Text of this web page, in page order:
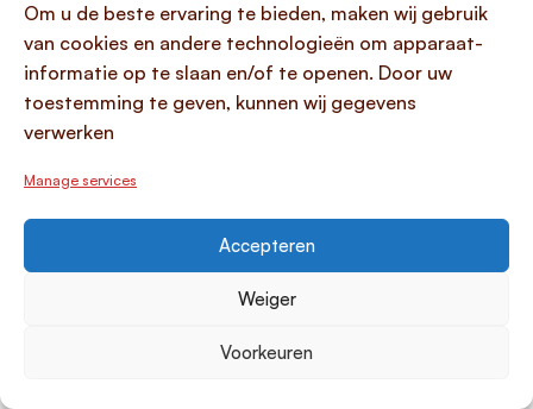
Om u de beste ervaring te bieden, maken wij gebruik
van cookies en andere technologieën om apparaat-
informatie op te slaan en/of te openen. Door uw
toestemming te geven, kunnen wij gegevens
verwerken
Manage services
Accepteren
Weiger
Voorkeuren
Het tijdig en compleet aanleveren van deze
documenten versnelt de beoordeling van uw
aanvraag aanzienlijk.
Zakelijke lening pand
aanvragen: tips voor een
succesvolle aanvraag
Voor een succesvolle aanvraag van eenzakelijke
is een grondige voorbereiding en een
situatie essentieel. Geldverstrekkers willen zich ervan